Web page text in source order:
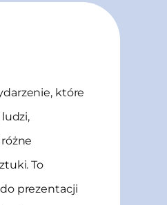
które
ludzi,
To
prezentacji